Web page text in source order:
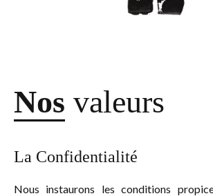
Nos valeurs
La Confidentialité
Nous instaurons les conditions